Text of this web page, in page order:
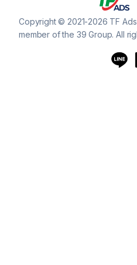
Copyright © 2021-2026 TF
member of the 39 Group. All